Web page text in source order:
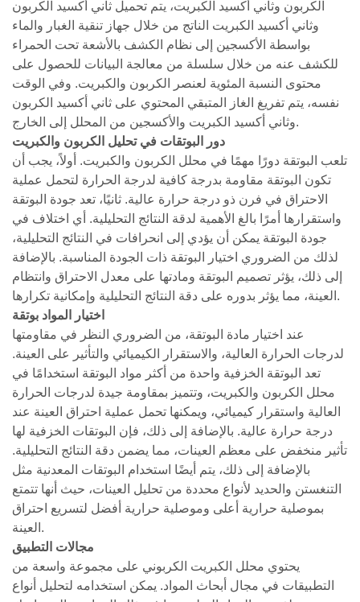
الكربون وثاني أكسيد الكبريت، يتم تحميل ثاني أكسيد الكربون
وثاني أكسيد الكبريت الناتج من خلال جهاز تنقية الغبار والماء
بواسطة الأكسجين إلى نظام الكشف بالأشعة تحت الحمراء
للكشف عنه من خلال سلسلة من معالجة البيانات للحصول على
محتوى النسبة المئوية لعنصر الكربون والكبريت. وفي الوقت
نفسه، يتم تفريغ الغاز المتبقي المحتوي على ثاني أكسيد الكربون
وثاني أكسيد الكبريت والأكسجين من المحلل إلى الخارج.
دور البوتقات في تحليل الكربون والكبريت
تلعب البوتقة دورًا مهمًا في محلل الكربون والكبريت. أولاً، يجب أن
تكون البوتقة مقاومة بدرجة كافية لدرجة الحرارة لتحمل عملية
الاحتراق في فرن ذو درجة حرارة عالية. ثانيًا، تعد جودة البوتقة
واستقرارها أمرًا بالغ الأهمية لدقة النتائج التحليلية. أي اختلاف في
جودة البوتقة يمكن أن يؤدي إلى انحرافات في النتائج التحليلية،
لذلك من الضروري اختيار البوتقة ذات الجودة المناسبة. بالإضافة
إلى ذلك، يؤثر تصميم البوتقة ومادتها على معدل الاحتراق وانتظام
العينة، مما يؤثر بدوره على دقة النتائج التحليلية وإمكانية تكرارها.
اختيار المواد بوتقة
عند اختيار مادة البوتقة، من الضروري النظر في مقاومتها
لدرجات الحرارة العالية، والاستقرار الكيميائي والتأثير على العينة.
تعد البوتقة الخزفية واحدة من أكثر مواد البوتقة استخدامًا في
محلل الكربون والكبريت، وتتميز بمقاومة جيدة لدرجات الحرارة
العالية واستقرار كيميائي، ويمكنها تحمل عملية احتراق العينة عند
درجة حرارة عالية. بالإضافة إلى ذلك، فإن البوتقات الخزفية لها
تأثير منخفض على معظم العينات، مما يضمن دقة النتائج التحليلية.
بالإضافة إلى ذلك، يتم أيضًا استخدام البوتقات المعدنية مثل
التنغستن والحديد لأنواع محددة من تحليل العينات، حيث أنها تتمتع
بموصلية حرارية أعلى وموصلية حرارية أفضل لتسريع احتراق
العينة.
مجالات التطبيق
يحتوي محلل الكبريت الكربوني على مجموعة واسعة من
التطبيقات في مجال أبحاث المواد. يمكن استخدامه لتحليل أنواع